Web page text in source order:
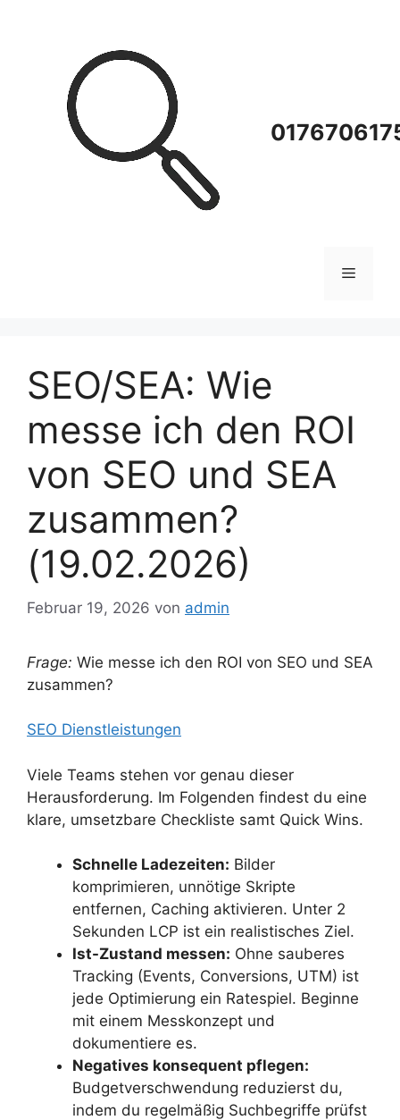
Menü
SEO/SEA: Wie
messe ich den ROI
von SEO und SEA
zusammen?
(19.02.2026)
Februar 19, 2026 von admin
Frage: Wie messe ich den ROI von SEO und SEA
zusammen?
SEO Dienstleistungen
Viele Teams stehen vor genau dieser
Herausforderung. Im Folgenden findest du eine
klare, umsetzbare Checkliste samt Quick Wins.
Schnelle Ladezeiten: Bilder
komprimieren, unnötige Skripte
entfernen, Caching aktivieren. Unter 2
Sekunden LCP ist ein realistisches Ziel.
Ist-Zustand messen: Ohne sauberes
Tracking (Events, Conversions, UTM) ist
jede Optimierung ein Ratespiel. Beginne
mit einem Messkonzept und
dokumentiere es.
Negatives konsequent pflegen:
Budgetverschwendung reduzierst du,
indem du regelmäßig Suchbegriffe prüfst